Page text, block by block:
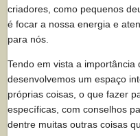
criadores, como pequenos
é focar a nossa energia e
para nós.
Tendo em vista a importância
desenvolvemos um espaço
próprias coisas, o que fazer
específicas, com conselhos
dentre muitas outras coisas